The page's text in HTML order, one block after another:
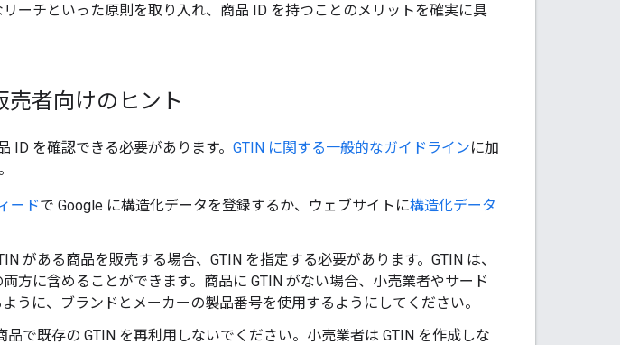
ーチといった原則を取り入れ、商品 ID を持つことのメリットを確実に具
売者向けのヒント
ID を確認できる必要があります。 GTIN に関する一般的なガイドラインに加
ードで Google に構造化データを登録するか、ウェブサイトに構造化データ
がある商品を販売する場合、GTIN を指定する必要があります。GTIN は、
方に含めることができます。商品に GTIN がない場合、小売業者やサード
うに、ブランドとメーカーの製品番号を使用するようにしてください。
品で既存の GTIN を再利用しないでください。小売業者は GTIN を作成しな